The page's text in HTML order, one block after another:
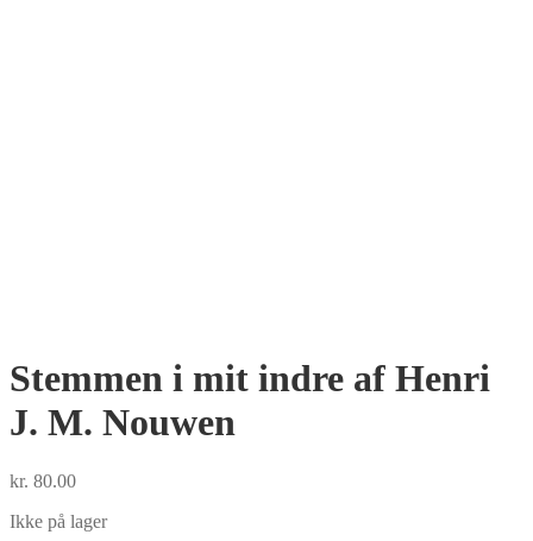
Stemmen i mit indre af Henri
J. M. Nouwen
kr. 80.00
Ikke på lager